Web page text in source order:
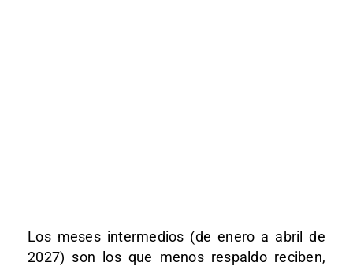
Los meses intermedios (de enero a abril de
2027) son los que menos respaldo reciben,